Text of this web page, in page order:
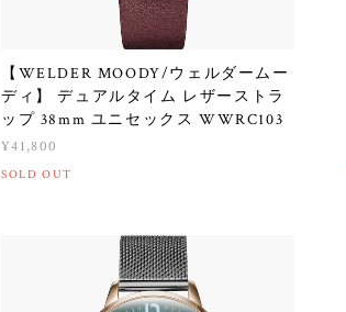
【WELDER MOODY/ウェルダームー
ディ】 デュアルタイム レザーストラ
ップ 38mm ユニセックス WWRC103
¥41,800
SOLD OUT